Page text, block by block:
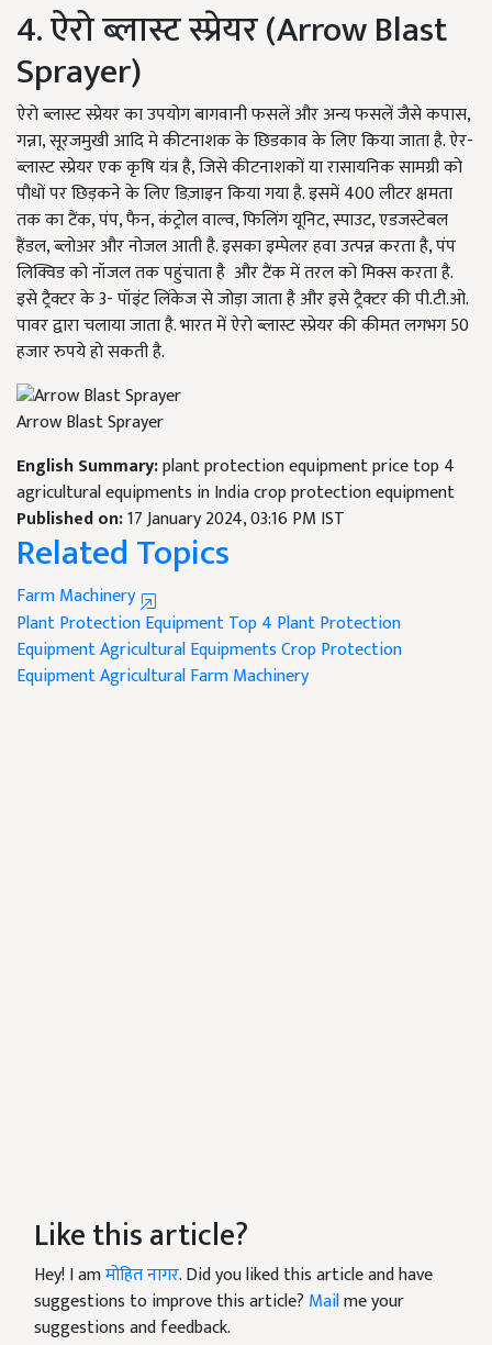
4. ऐरो ब्लास्ट स्प्रेयर (Arrow Blast
Sprayer)
ऐरो ब्लास्ट स्प्रेयर का उपयोग बागवानी फसलें और अन्य फसलें जैसे कपास,
गन्ना, सूरजमुखी आदि मे कीटनाशक के छिडकाव के लिए किया जाता है. ऐर-
ब्लास्ट स्प्रेयर एक कृषि यंत्र है, जिसे कीटनाशकों या रासायनिक सामग्री को
पौधों पर छिड़कने के लिए डिज़ाइन किया गया है. इसमें 400 लीटर क्षमता
तक का टैंक, पंप, फैन, कंट्रोल वाल्व, फिलिंग यूनिट, स्पाउट, एडजस्टेबल
हैंडल, ब्लोअर और नोजल आती है. इसका इम्पेलर हवा उत्पन्न करता है, पंप
लिक्विड को नॉजल तक पहुंचाता है और टैंक में तरल को मिक्स करता है.
इसे ट्रैक्टर के 3- पॉइंट लिंकेज से जोड़ा जाता है और इसे ट्रैक्टर की पी.टी.ओ.
पावर द्वारा चलाया जाता है. भारत में ऐरो ब्लास्ट स्प्रेयर की कीमत लगभग 50
हजार रुपये हो सकती है.
Arrow Blast Sprayer
English Summary:plant protection equipment price top 4
agricultural equipments in India crop protection equipment
Published on:17 January 2024, 03:16 PM IST
Related Topics
Farm Machinery
Plant Protection EquipmentTop 4 Plant Protection
EquipmentAgricultural EquipmentsCrop Protection
EquipmentAgriculturalFarm Machinery
Like this article?
Hey! I amमोहित नागर. Did you liked this article and have
suggestions to improve this article? Mailme your
suggestions and feedback.